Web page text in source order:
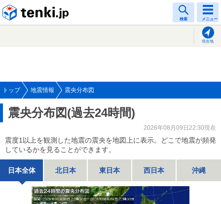
検索 メニュー
現在地
トップ 地震情報 震央分布図
震央分布図(過去24時間)
2026年08月09日22:30現在
震度1以上を観測した地震の震央を地図上に表示。どこで地震が頻発
しているかを見ることができます。
日本全体 北日本 東日本 西日本 沖縄